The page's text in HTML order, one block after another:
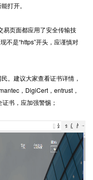
打开。
易页面都应用了安全传输技
不是“https”开头，应谨慎对
。建议大家查看证书详情，
，DigiCert，entrust，
书，应加强警惕；